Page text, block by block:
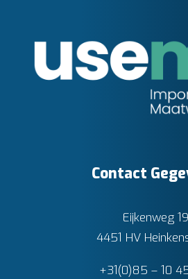
Contact
Eijkenweg 19
4451 HV
+31(0)85 – 10